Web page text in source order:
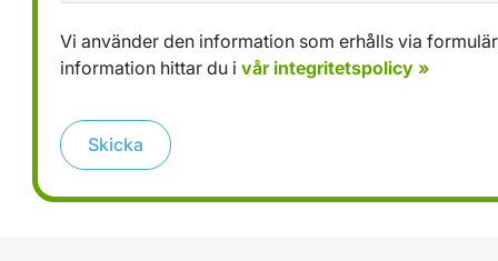
Vi använder den information som erhålls via
information hittar du i vår integritetspolicy »
Skicka